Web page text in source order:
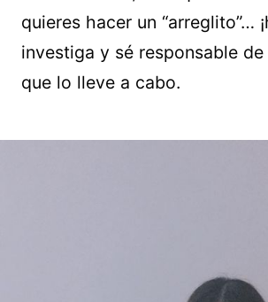
quieres hacer un “arreglito”…
investiga y sé responsable
que lo lleve a cabo.